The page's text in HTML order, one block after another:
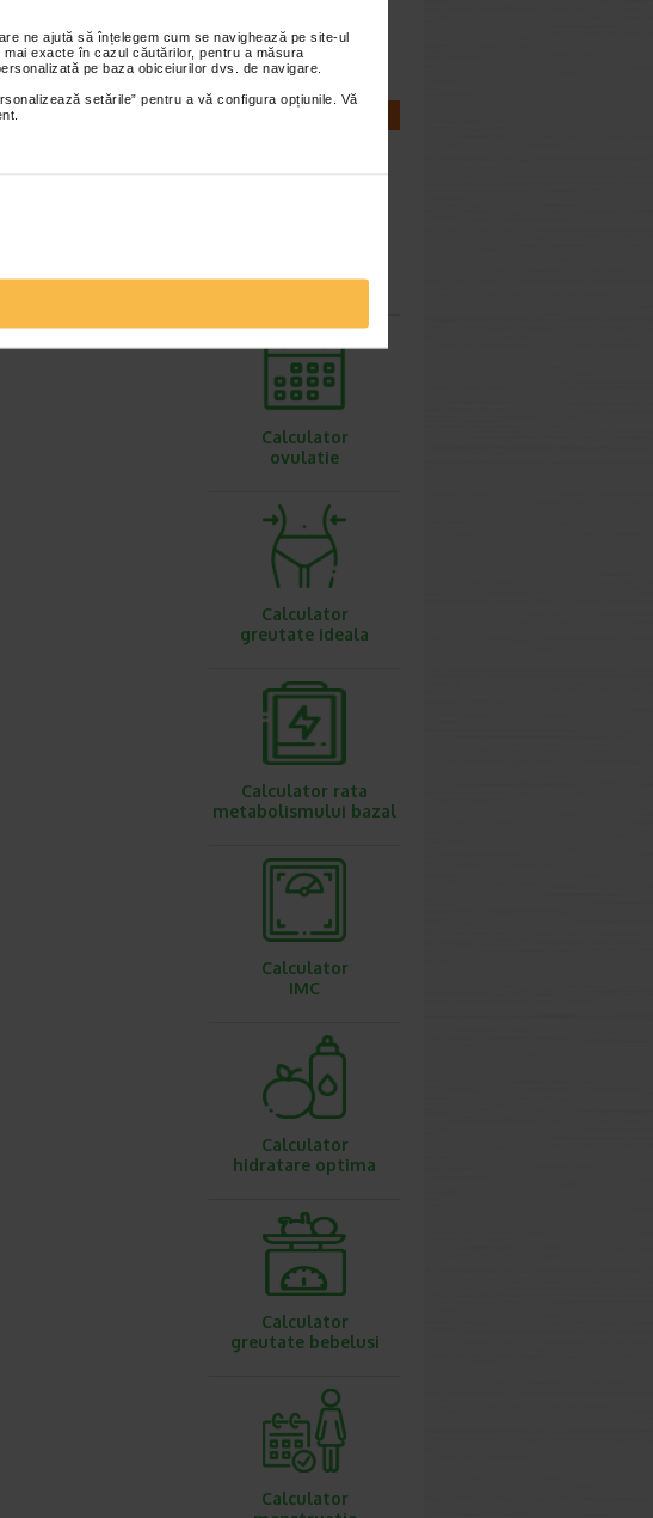
ne ajută să înțelegem cum se navighează pe site-ul
exacte în cazul căutărilor, pentru a măsura
pe baza obiceiurilor dvs. de navigare.
setările” pentru a vă configura opțiunile. Vă
Whatsapp
sarcina
Calculator
ovulatie
Calculator
greutate ideala
Calculator rata
metabolismului bazal
Calculator
IMC
Calculator
hidratare optima
Calculator
greutate bebelusi
Calculator